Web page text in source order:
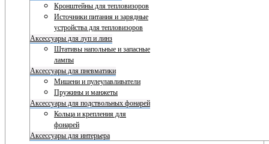
Кронштейны для тепловизоров
Источники питания и зарядные
устройства для тепловизоров
Аксессуары для луп и линз
Штативы напольные и запасные
лампы
Аксессуары для пневматики
Мишени и пулеулавливатели
Пружины и манжеты
Аксессуары для подствольных фонарей
Кольца и крепления для
фонарей
Аксессуары для интерьера